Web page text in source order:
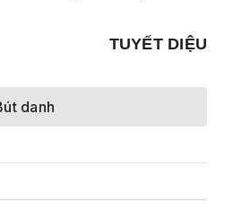
TUYẾT DIỆU
danh